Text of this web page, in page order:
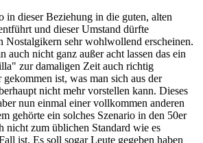
in dieser Beziehung in die guten, alten
und dieser Umstand dürfte
Nostalgikern sehr wohlwollend erscheinen.
auch nicht ganz außer acht lassen das ein
zur damaligen Zeit auch richtig
ist, was man sich aus der
nicht mehr vorstellen kann. Dieses
nun einmal einer vollkommen anderen
gehörte ein solches Szenario in den 50er
nicht zum üblichen Standard wie es
ist. Es soll sogar Leute gegeben haben